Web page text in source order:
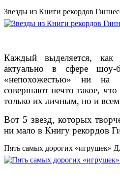
Звезды из Книги рекордов
Каждый выделяется,
актуально в сфере
«непохожестью» ни на
совершают нечто такое,
только их личным, но и
Вот 5 звезд, которых
ни мало в Книгу рекордов
Пять самых дорогих «игрушек»